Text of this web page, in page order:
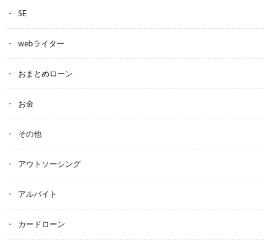
SE
webライター
おまとめローン
お金
その他
アウトソーシング
アルバイト
カードローン